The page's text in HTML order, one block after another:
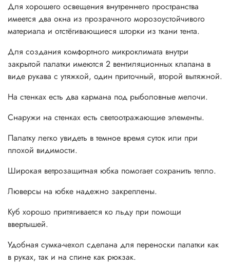
- Пол в палатке отсутствует.
- Дуги каркаса зафиксированы в углах палатки в
- Углы тента палатки усилены дополнительными вставками
из материала.
- На концах дуг закреплены защитные пластиковые
крыши и стен палатки.
- Широкая снегозащитная юбка с люверсами,
усиленными с обратной стороны юбки прочной стропой,
что гарантирует надежную фиксацию люверса.
- В комплект входят 8 ввертышей и прочные оттяжки для
- Светоотражающие элементы.
- В комплект входит удобная сумка-чехол с рюкзачными
лямками для возможности переноски как в руках, так и на
Для хорошего освещения внутреннего пространства
имеется два окна из прозрачного морозоустойчивого
материала и отстёгивающиеся шторки из ткани тента.
Для создания комфортного микроклимата внутри
закрытой палатки имеются 2 вентиляционных клапана в
виде рукава с утяжкой, один приточный, второй вытяжной.
На стенках есть два кармана под рыболовные мелочи.
Снаружи на стенках есть светоотражающие элементы.
Палатку легко увидеть в темное время суток или при
плохой видимости.
Широкая ветрозащитная юбка помогает сохранить тепло.
Люверсы на юбке надежно закреплены.
Куб хорошо притягивается ко льду при помощи
ввертышей.
Удобная сумка-чехол сделана для переноски палатки как
в руках, так и на спине как рюкзак.